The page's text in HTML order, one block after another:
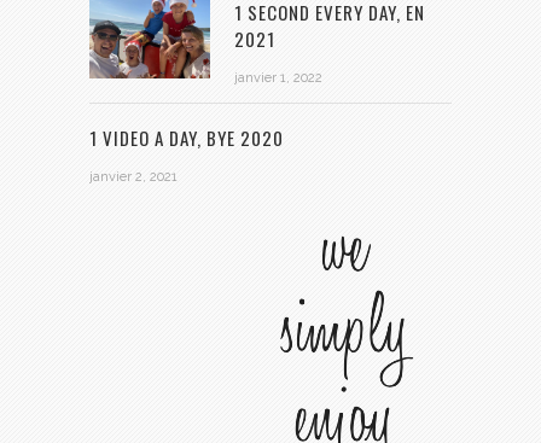
1 SECOND EVERY DAY, EN
2021
janvier 1, 2022
1 VIDEO A DAY, BYE 2020
janvier 2, 2021